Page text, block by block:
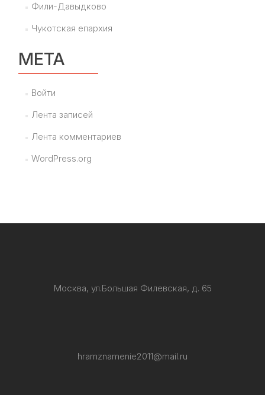
Фили-Давыдково
Чукотская епархия
МЕТА
Войти
Лента записей
Лента комментариев
WordPress.org
Москва, ул.Большая Филевская, д. 65
hramznamenie2011@mail.ru